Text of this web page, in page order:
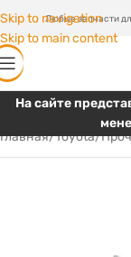
Skip to navigation
Skip to main content
Любые запчасти
На сайте
Главная/Toyota/